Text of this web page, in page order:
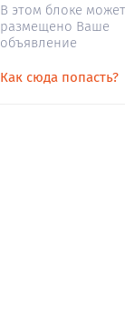
В этом блоке
размещено Ваше
объявление
Как сюда попасть?